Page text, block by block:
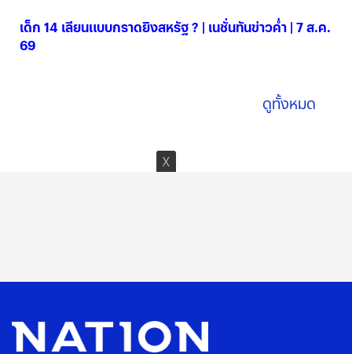
เด็ก 14 เลียนแบบกราดยิงสหรัฐ ? | เนชั่นทันข่าวค่ำ | 7 ส.ค.
69
ดูทั้งหมด